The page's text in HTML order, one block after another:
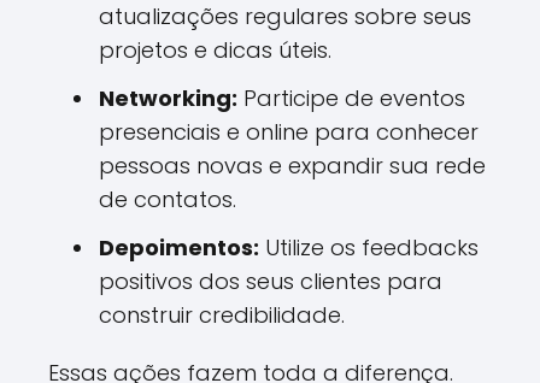
atualizações regulares sobre seus
projetos e dicas úteis.
Networking: Participe de eventos
presenciais e online para conhecer
pessoas novas e expandir sua rede
de contatos.
Depoimentos: Utilize os feedbacks
positivos dos seus clientes para
construir credibilidade.
Essas ações fazem toda a diferença.